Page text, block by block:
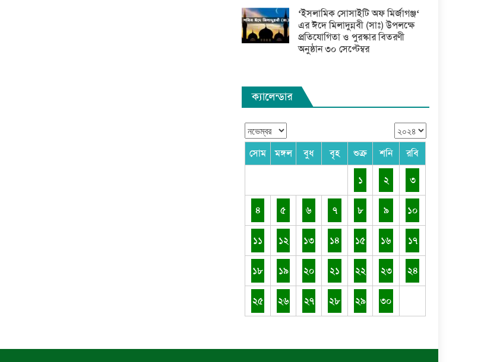
‘ইসলামিক সোসাইটি অফ মির্জাগঞ্জ‘
এর ঈদে মিলাদুন্নবী (সাঃ) উপলক্ষে
প্রতিযোগিতা ও পুরস্কার বিতরণী
অনুষ্ঠান ৩০ সেপ্টেম্বর
ক্যালেন্ডার
সোম মঙ্গল বুধ বৃহ শুক্র শনি রবি
১ ২ ৩
৪ ৫ ৬ ৭ ৮ ৯ ১০
১১ ১২ ১৩ ১৪ ১৫ ১৬ ১৭
১৮ ১৯ ২০ ২১ ২২ ২৩ ২৪
২৫ ২৬ ২৭ ২৮ ২৯ ৩০